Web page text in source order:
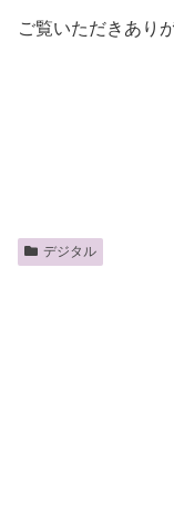
ご覧いただきあり
デジタル